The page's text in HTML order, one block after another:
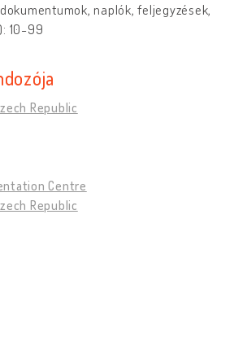
naplók, feljegyzések,
10-99
Republic
Centre
Republic